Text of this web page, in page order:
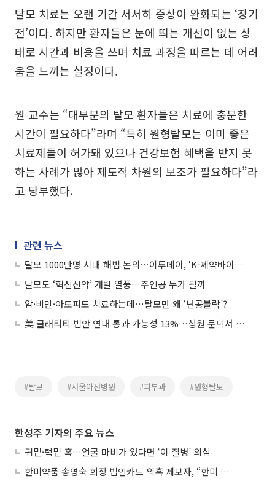
탈모 치료는 오랜 기간 서서히 증상이 완화되는 ‘장기
전’이다. 하지만 환자들은 눈에 띄는 개선이 없는 상
태로 시간과 비용을 쓰며 치료 과정을 따르는 데 어려
움을 느끼는 실정이다.
원 교수는 “대부분의 탈모 환자들은 치료에 충분한
시간이 필요하다”라며 “특히 원형탈모는 이미 좋은
치료제들이 허가돼 있으나 건강보험 혜택을 받지 못
하는 사례가 많아 제도적 차원의 보조가 필요하다”라
고 당부했다.
관련 뉴스
탈모 1000만명 시대 해법 논의…이투데이, ‘K-제약바이오포럼 2026’ 개최
탈모도 ‘혁신신약’ 개발 열풍…주인공 누가 될까
암·비만·아토피도 치료하는데…탈모만 왜 ‘난공불락’?
美 클래리티 법안 연내 통과 가능성 13%…상원 문턱서 제동
#탈모 #서울아산병원 #피부과 #원형탈모
한성주 기자의 주요 뉴스
귀밑·턱밑 혹…얼굴 마비가 있다면 ‘이 질병’ 의심
한미약품 송영숙 회장 법인카드 의혹 제보자, “한미 잘 되기 바라는 마음”